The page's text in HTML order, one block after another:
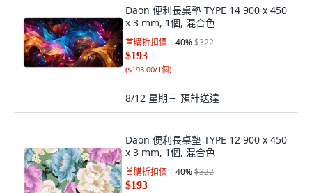
Daon 便利長桌墊 TYPE 14 900 x 450
x 3 mm, 1個, 混合色
首購折扣價 40%$322
$193
($193.00/1個)
8/12 星期三 預計送達
Daon 便利長桌墊 TYPE 12 900 x 450
x 3 mm, 1個, 混合色
首購折扣價 40%$322
$193